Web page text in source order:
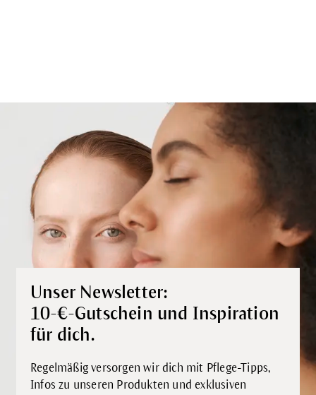
Unser Newsletter:
10-€-Gutschein und Inspiration
für dich.
Regelmäßig versorgen wir dich mit Pflege-Tipps,
Infos zu unseren Produkten und exklusiven